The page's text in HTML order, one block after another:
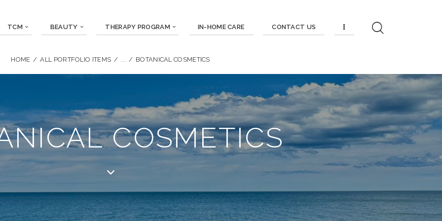
TCM BEAUTY THERAPY PROGRAM IN-HOME CARE CONTACT US
HOME ALL PORTFOLIO ITEMS BOTANICAL COSMETICS
COSMETICS